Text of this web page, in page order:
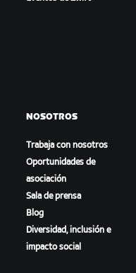
NOSOTROS
Trabaja con nosotros
Oportunidades de
asociación
Sala de prensa
Blog
Diversidad, inclusión e
impacto social